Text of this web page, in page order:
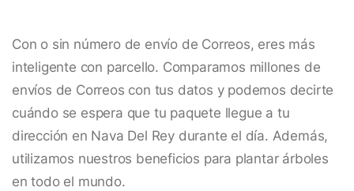
Con o sin número de envío de Correos, eres más
inteligente con parcello. Comparamos millones de
envíos de Correos con tus datos y podemos decirte
cuándo se espera que tu paquete llegue a tu
dirección en Nava Del Rey durante el día. Además,
utilizamos nuestros beneficios para plantar árboles
en todo el mundo.